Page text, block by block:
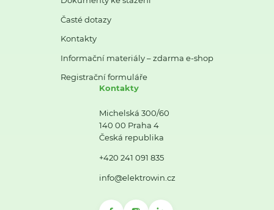
Časté dotazy
Kontakty
Informační materiály – zdarma e-shop
Registrační formuláře
Kontakty
Michelská 300/60
140 00 Praha 4
Česká republika
+420 241 091 835
info@elektrowin.cz